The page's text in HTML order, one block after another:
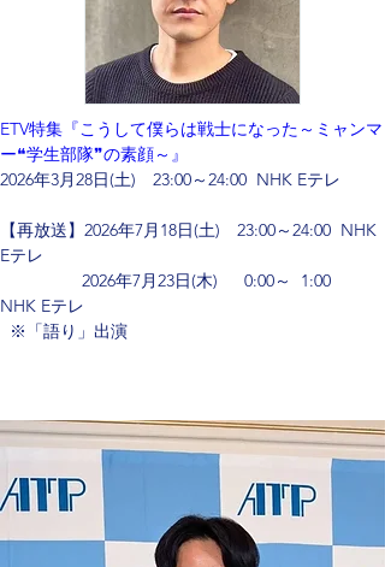
ETV特集『こうして僕らは戦士になった～ミャンマ
ー❝学生部隊❞の素顔～』
2026年3月28日(土)　23:00～24:00  NHK Eテレ
【再放送】2026年7月18日(土)　23:00～24:00  NHK
Eテレ
2026年7月23日(木)　  0:00～  1:00
NHK Eテレ
※「語り」出演